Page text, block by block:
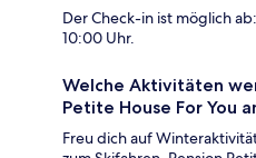
Der Check-in ist möglich
10:00 Uhr.
Welche Aktivitäten
Petite House For You
Freu dich auf